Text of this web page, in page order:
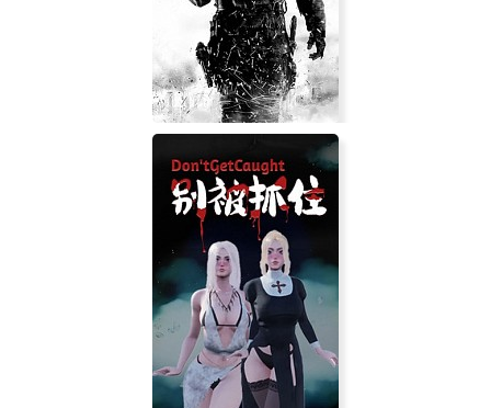
Страшилки: Шестое чувство
Call of Duty: Modern Warfare 3